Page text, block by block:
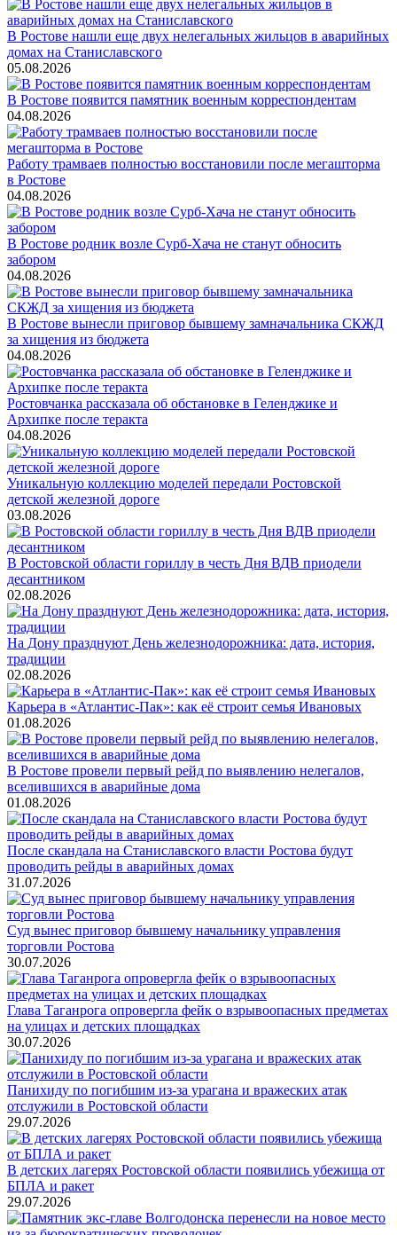
В Ростове нашли еще двух нелегальных жильцов в аварийных
домах на Станиславского
05.08.2026
В Ростове появится памятник военным корреспондентам
04.08.2026
Работу трамваев полностью восстановили после мегашторма
в Ростове
04.08.2026
В Ростове родник возле Сурб-Хача не станут обносить
забором
04.08.2026
В Ростове вынесли приговор бывшему замначальника СКЖД
за хищения из бюджета
04.08.2026
Ростовчанка рассказала об обстановке в Геленджике и
Архипке после теракта
04.08.2026
Уникальную коллекцию моделей передали Ростовской
детской железной дороге
03.08.2026
В Ростовской области гориллу в честь Дня ВДВ приодели
десантником
02.08.2026
На Дону празднуют День железнодорожника: дата, история,
традиции
02.08.2026
Карьера в «Атлантис-Пак»: как её строит семья Ивановых
01.08.2026
В Ростове провели первый рейд по выявлению нелегалов,
вселившихся в аварийные дома
01.08.2026
После скандала на Станиславского власти Ростова будут
проводить рейды в аварийных домах
31.07.2026
Суд вынес приговор бывшему начальнику управления
торговли Ростова
30.07.2026
Глава Таганрога опровергла фейк о взрывоопасных предметах
на улицах и детских площадках
30.07.2026
Панихиду по погибшим из-за урагана и вражеских атак
отслужили в Ростовской области
29.07.2026
В детских лагерях Ростовской области появились убежища от
БПЛА и ракет
29.07.2026